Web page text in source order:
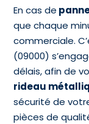
En cas de
que chaque
commerciale.
(09000)
délais, afin de
rideau
sécurité de
pièces de